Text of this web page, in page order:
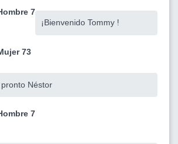
7
¡Bienvenido Tommy !
73
Néstor
7